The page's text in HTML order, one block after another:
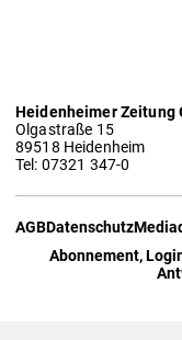
Heidenheimer Zeitung
Olgastraße 15
89518 Heidenheim
Tel: 07321 347-0
AGBDatenschutz
Abonnement,